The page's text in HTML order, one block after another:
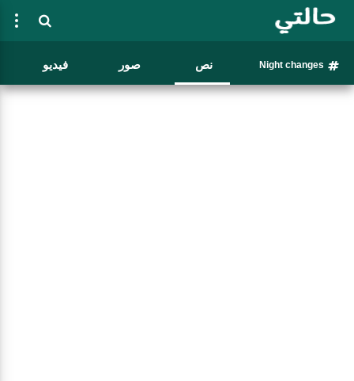
Night changes نص صور فيديو